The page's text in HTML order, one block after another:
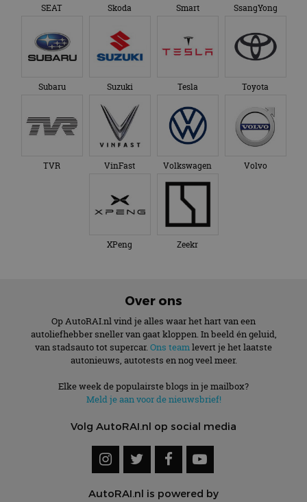
SEAT Skoda Smart SsangYong
Subaru Suzuki Tesla Toyota
TVR VinFast Volkswagen Volvo
XPeng Zeekr
Over ons
Op AutoRAI.nl vind je alles waar het hart van een
autoliefhebber sneller van gaat kloppen. In beeld én geluid,
van stadsauto tot supercar. Ons team levert je het laatste
autonieuws, autotests en nog veel meer.
Elke week de populairste blogs in je mailbox?
Meld je aan voor de nieuwsbrief!
Volg AutoRAI.nl op social media
AutoRAI.nl is powered by